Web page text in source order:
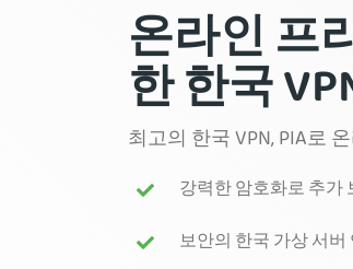
온라인 프
한 한국
최고의 한국 VPN, PIA로
강력한 암호화로 추가
보안의 한국 가상 서버